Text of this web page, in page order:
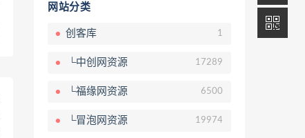
网站分类
创客库 1
└中创网资源 17289
└福缘网资源 6500
└冒泡网资源 19974